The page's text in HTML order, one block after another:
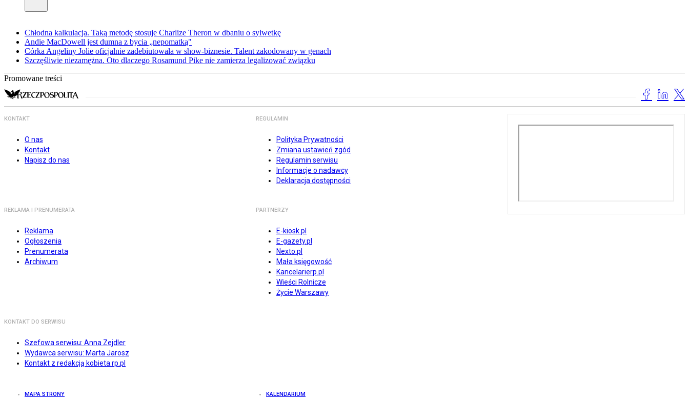
Chłodna kalkulacja. Taką metodę stosuje Charlize Theron w dbaniu o sylwetkę
Andie MacDowell jest dumna z bycia „nepomatką"
Córka Angeliny Jolie oficjalnie zadebiutowała w show-biznesie. Talent zakodowany w genach
Szczęśliwie niezamężna. Oto dlaczego Rosamund Pike nie zamierza legalizować związku
Promowane treści
KONTAKT
O nas
Kontakt
Napisz do nas
REGULAMIN
Polityka Prywatności
Zmiana ustawień zgód
Regulamin serwisu
Informacje o nadawcy
Deklaracja dostępności
REKLAMA I PRENUMERATA
Reklama
Ogłoszenia
Prenumerata
Archiwum
PARTNERZY
E-kiosk.pl
E-gazety.pl
Nexto.pl
Mała księgowość
Kancelarierp.pl
Wieści Rolnicze
Życie Warszawy
KONTAKT DO SERWISU
Szefowa serwisu: Anna Zejdler
Wydawca serwisu: Marta Jarosz
Kontakt z redakcją kobieta.rp.pl
MAPA STRONY KALENDARIUM